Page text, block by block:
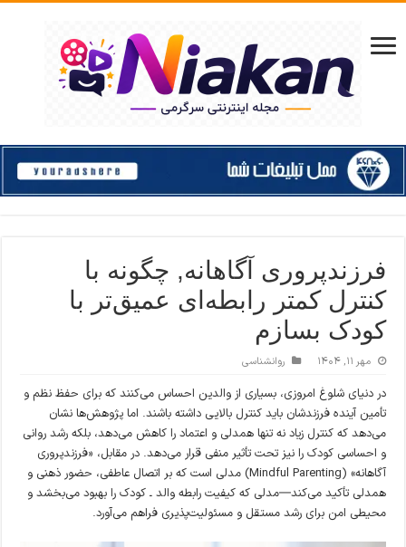
فرزندپروری آگاهانه, چگونه با
کنترل کمتر رابطه‌ای عمیق‌تر با
کودک بسازم
مهر ۱۱, ۱۴۰۴ روانشناسی
در دنیای شلوغ امروزی، بسیاری از والدین احساس می‌کنند که برای حفظ نظم و
تأمین آینده فرزندشان باید کنترل بالایی داشته باشند. اما پژوهش‌ها نشان
می‌دهد که کنترل زیاد نه تنها همدلی و اعتماد را کاهش می‌دهد، بلکه رشد روانی
و احساسی کودک را نیز تحت تأثیر منفی قرار می‌دهد. در مقابل، «فرزندپروری
آگاهانه» (Mindful Parenting) مدلی است که بر اتصال عاطفی، حضور ذهنی و
همدلی تأکید می‌کند—مدلی که کیفیت رابطه والد ـ کودک را بهبود می‌بخشد و
محیطی امن برای رشد مستقل و مسئولیت‌پذیری فراهم می‌آورد.